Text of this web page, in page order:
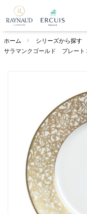
ホーム シリーズから探す
サラマンクゴールド プレート